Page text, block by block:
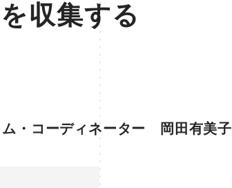
収集する
ム・コーディネーター 岡田有美子